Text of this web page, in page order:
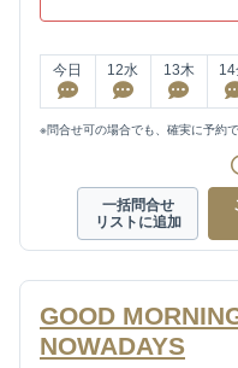
今日 12水 13木 14
※問合せ可の場合でも、確実に予約
一括問合せ
リストに追加
GOOD
NOWADAYS